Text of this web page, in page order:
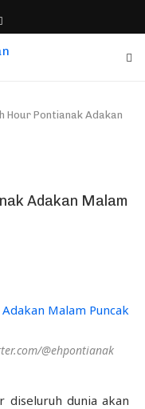
Hour Pontianak Adakan
Adakan Malam
@ehpontianak
diseluruh dunia akan